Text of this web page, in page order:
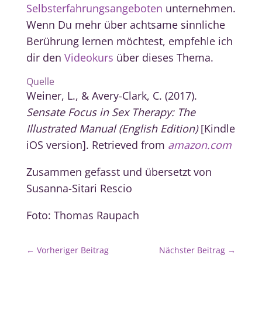
Selbsterfahrungsangeboten unternehmen.
Wenn Du mehr über achtsame sinnliche
Berührung lernen möchtest, empfehle ich
dir den Videokurs über dieses Thema.
Quelle
Weiner, L., & Avery-Clark, C. (2017).
Sensate Focus in Sex Therapy: The
Illustrated Manual (English Edition)[Kindle
iOS version]. Retrieved from amazon.com
Zusammen gefasst und übersetzt von
Susanna-Sitari Rescio
Foto: Thomas Raupach
← Vorheriger Beitrag Nächster Beitrag →